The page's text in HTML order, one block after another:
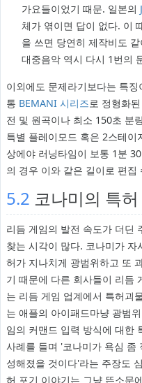
가요들이었기 때문. 일본의
체가 엮이면 답이 없다. 이
을 쓰면 당연히 제작비도
대중음악 역시 다시 1번의
이외에도 문제라기보다는 특
통 BEMANI 시리즈로 정형화
전 및 원곡이나 최소 150초 분
특별 플레이모드 혹은 2스테
상에야 러닝타임이 보통 1분
의 경우 이와 같은 길이로 편집
5.2 코나미의 특
리듬 게임의 발전 속도가 더딘
찾는 시각이 많다. 코나미가 자
허가 지나치게 광범위하고 또
기 때문에 다른 회사들이 리듬
는 리듬 게임 업계에서 특허괴
는 애플의 아이패드마냥 광범
임의 커맨드 입력 방식에 대한
사례를 들며 '코나미가 욕심 좀
성해졌을 것이다'라는 주장도
허 포기 이야기는 그냥 뜬소문